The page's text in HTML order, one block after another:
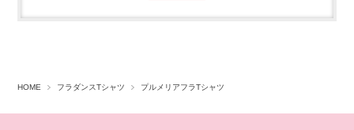
HOME フラダンスTシャツ プルメリアフラTシャツ